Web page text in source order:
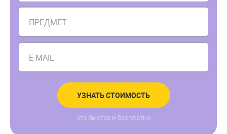
ПРЕДМЕТ
E-MAIL
УЗНАТЬ СТОИМОСТЬ
это быстро и бесплатно